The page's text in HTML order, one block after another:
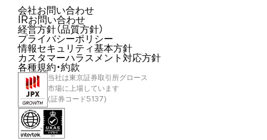
会社お問い合わせ
IRお問い合わせ
経営方針（品質方針）
プライバシーポリシー
情報セキュリティ基本方針
カスタマーハラスメント対応方針
各種規約・約款
当社は東京証券取引所グロース
市場に上場しています
(証券コード5137)